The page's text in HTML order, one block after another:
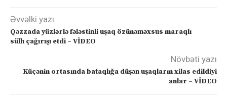
Əvvəlki yazı
Qəzzada yüzlərlə fələstinli uşaq özünəməxsus maraqlı
sülh çağırışı etdi – VİDEO
Növbəti yazı
Küçənin ortasında bataqlığa düşən uşaqların xilas edildiyi
anlar – VİDEO